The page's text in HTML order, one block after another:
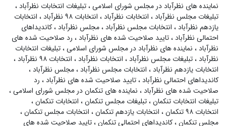
نماینده های نظرآباد در مجلس شورای اسلامی،تبلیغات انتخابات نظرآباد،
تبلیغات مجلس نظرآباد، انتخابات نظرآباد، انتخابات ۹۸ نظرآباد ، انتخابات
یازدهم نظرآباد، انتخابات مجلس نظرآباد،مجلس نظرآباد،کاندیداهای
احتمالی نظرآباد،تایید صلاحیت شده های نظرآباد، رد صلاحیت شده های
نظرآباد، نماینده های نظرآباد در مجلس شورای اسلامی،تبلیغات انتخابات
نظرآباد،تبلیغات مجلس نظرآباد، انتخابات نظرآباد، انتخابات ۹۸ نظرآباد
،
انتخابات یازدهم نظرآباد، انتخابات مجلس نظرآباد،مجلس نظرآباد،
کاندیداهای احتمالی نظرآباد،تایید صلاحیت شده های نظرآباد، رد
صلاحیت شده های نظرآباد، نماینده های تنکمان در مجلس شورای اسلامی،
تبلیغات انتخابات تنکمان،تبلیغات مجلس تنکمان، انتخابات تنکمان،
انتخابات ۹۸ تنکمان
، انتخابات یازدهم تنکمان، انتخابات مجلس تنکمان،
مجلس تنکمان،کاندیداهای احتمالی تنکمان،تایید صلاحیت شده های